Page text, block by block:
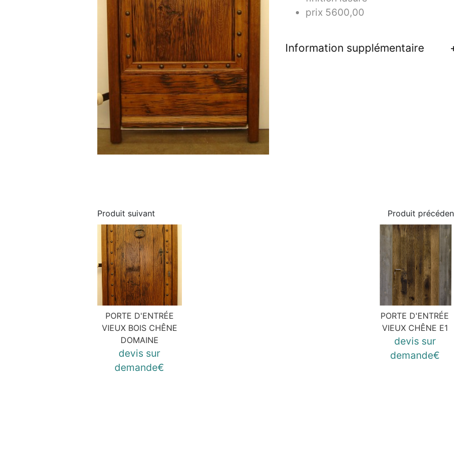
prix 5600,00
Information supplémentaire
Produit suivant
PORTE D'ENTRÉE
VIEUX BOIS CHÊNE
DOMAINE
devis sur
demande€
Produit
PORTE D'ENTRÉE
VIEUX CHÊNE E1
devis sur
demande€